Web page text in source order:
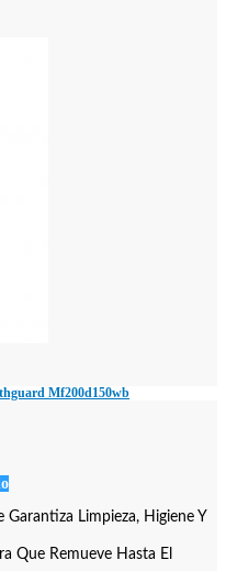
Mf200d150wb
Garantiza Limpieza, Higiene Y
Que Remueve Hasta El